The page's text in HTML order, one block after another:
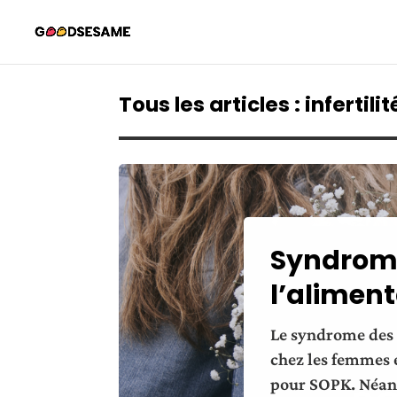
Tous les articles :
Le syndrome
chez les
pour SOPK.